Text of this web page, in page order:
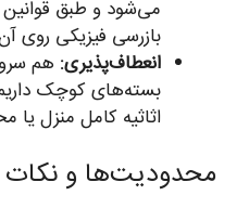
بازرسی فیزیکی روی
انعطاف‌پذیری: هم
بسته‌های کوچک
اثاثیه کامل منزل یا
محدودیت‌ها و